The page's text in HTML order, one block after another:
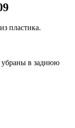
пластика.
убраны в заднюю